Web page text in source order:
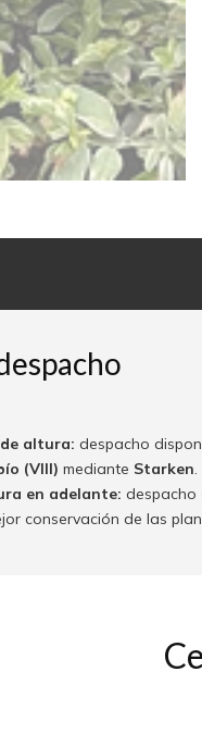
altura: despacho
(VIII) mediante Starken.
en adelante: despacho
conservación de las